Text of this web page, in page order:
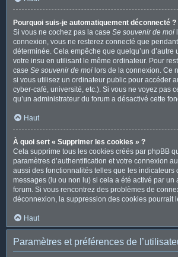
Pourquoi suis-je automatiquement déconnecté ?
Si vous ne cochez pas la case Se souvenir de moi
connexion, vous ne resterez connecté que
déterminée. Cela empêche que quelqu’un d’autre
votre insu en utilisant le même ordinateur. Pour
case Se souvenir de moi lors de la connexion. Ce
si vous utilisez un ordinateur public pour accéder
cyber-café, université, etc.). Si vous ne voyez pas
qu’un administrateur du forum a désactivé cette
Haut
À quoi sert « Supprimer les cookies » ?
Cela supprime tous les cookies créés par phpBB
paramètres d’authentification et votre connexion
aussi des fonctionnalités telles que les indicateurs
messages (lu ou non lu) si cela a été activé par un
forum. Si vous rencontrez des problèmes de
déconnexion, la suppression des cookies pourrait
Haut
Paramètres et préférences de